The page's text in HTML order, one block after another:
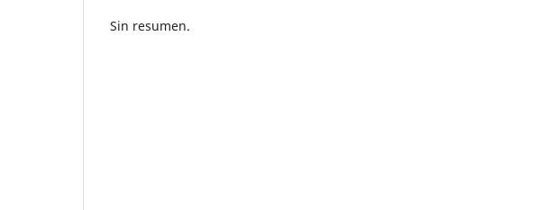
Sin resumen.